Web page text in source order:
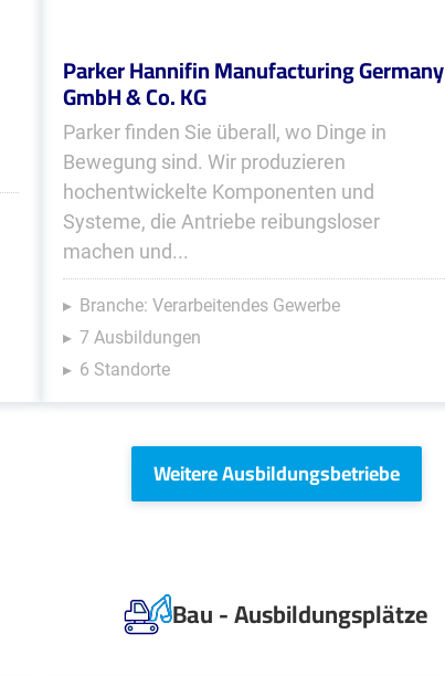
Parker Hannifin Manufacturing Germany
GmbH & Co. KG
Parker finden Sie überall, wo Dinge in
Bewegung sind. Wir produzieren
hochentwickelte Komponenten und
Systeme, die Antriebe reibungsloser
machen und...
Branche: Verarbeitendes Gewerbe
7 Ausbildungen
6 Standorte
Weitere Ausbildungsbetriebe
Bau - Ausbildungsplätze